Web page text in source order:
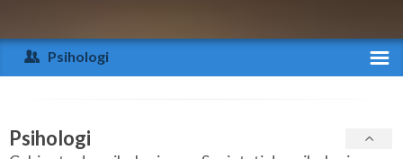
Arad
Arges
Bihor
Psihologi
Specialitati
Psihologi